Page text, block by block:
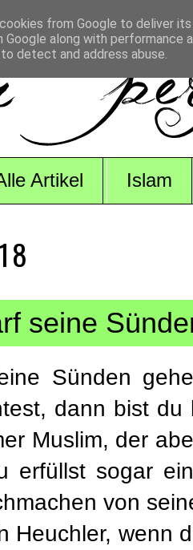
Artikel Islam
seine
Sünden
dann bist
Muslim, der
erfüllst sogar
von
Heuchler, wenn
from Google to deliver
Google along with
detect and address abuse.